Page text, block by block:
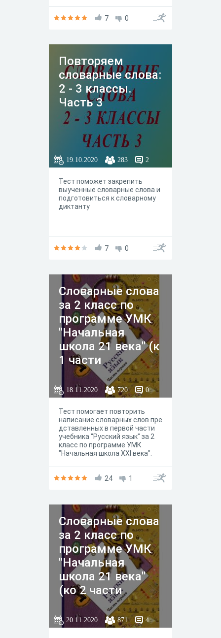
7 0
Повторяем
словарные слова:
2 - 3 классы.
Часть 3
19.10.2020 283 2
Тест поможет закрепить
выученные словарные слова и
подготовиться к словарному
диктанту
7 0
Словарные слова
за 2 класс по
программе УМК
"Начальная
школа 21 века" (к
1 части
учебника).
18.11.2020 720 0
Тест помогает повторить
написание словарных слов пре
дставленных в первой части
учебника "Русский язык" за 2
класс по программе УМК
"Начальная школа XXI века".
24 1
Словарные слова
за 2 класс по
программе УМК
"Начальная
школа 21 века"
(ко 2 части
учебника)
20.11.2020 871 4